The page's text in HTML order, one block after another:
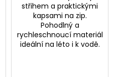
střihem a praktickými
kapsami na zip.
Pohodlný a
rychleschnoucí materiál
ideální na léto i k vodě.